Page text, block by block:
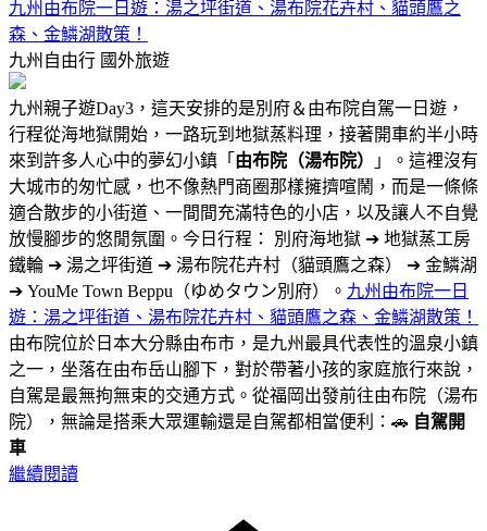
九州由布院一日遊：湯之坪街道、湯布院花卉村、貓頭鷹之
森、金鱗湖散策！
九州自由行 國外旅遊
九州親子遊Day3，這天安排的是別府＆由布院自駕一日遊，
行程從海地獄開始，一路玩到地獄蒸料理，接著開車約半小時
來到許多人心中的夢幻小鎮「 由布院（湯布院）
」。這裡沒有
大城市的匆忙感，也不像熱門商圈那樣擁擠喧鬧，而是一條條
適合散步的小街道、一間間充滿特色的小店，以及讓人不自覺
放慢腳步的悠閒氛圍。今日行程： 別府海地獄 ➔ 地獄蒸工房
鐵輪 ➔ 湯之坪街道 ➔ 湯布院花卉村（貓頭鷹之森） ➔ 金鱗湖
➔ YouMe Town Beppu（ゆめタウン別府）。 九州由布院一日
遊：湯之坪街道、湯布院花卉村、貓頭鷹之森、金鱗湖散策！
由布院位於日本大分縣由布市，是九州最具代表性的溫泉小鎮
之一，坐落在由布岳山腳下，對於帶著小孩的家庭旅行來說，
自駕是最無拘無束的交通方式。從福岡出發前往由布院（湯布
院），無論是搭乘大眾運輸還是自駕都相當便利：🚗 自駕開
車
繼續閱讀